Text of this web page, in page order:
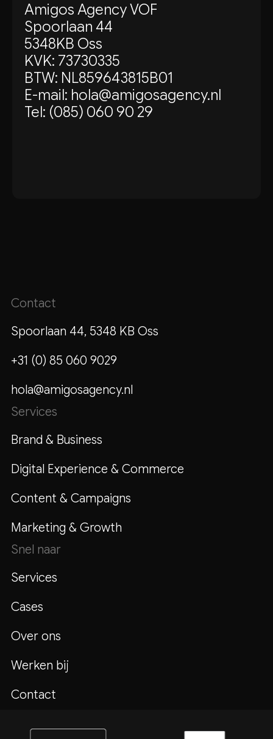
Amigos Agency VOF
Spoorlaan 44
5348KB Oss
KVK: 73730335
BTW: NL859643815B01
E-mail: hola@amigosagency.nl
Tel: (085) 060 90 29
Contact
Spoorlaan 44, 5348 KB Oss
+31 (0) 85 060 9029
hola@amigosagency.nl
Services
Brand & Business
Digital Experience & Commerce
Content & Campaigns
Marketing & Growth
Snel naar
Services
Cases
Over ons
Werken bij
Contact